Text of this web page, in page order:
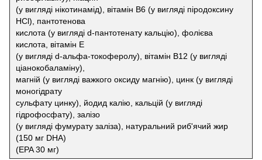
(у вигляді нікотинамід), вітамін B6 (у вигляді піродоксину
HCl), пантотенова
кислота (у вигляді d-пантотенату кальцію), фолієва
кислота, вітамін Е
(у вигляді d-альфа-токоферолу), вітамін B12 (у вигляді
ціанокобаламіну),
магній (у вигляді важкого оксиду магнію), цинк (у вигляді
моногідрату
сульфату цинку), йодид калію, кальцій (у вигляді
гідрофосфату), залізо
(у вигляді фумурату заліза), натуральний риб'ячий жир
(150 мг DHA)
(EPA 30 мг)